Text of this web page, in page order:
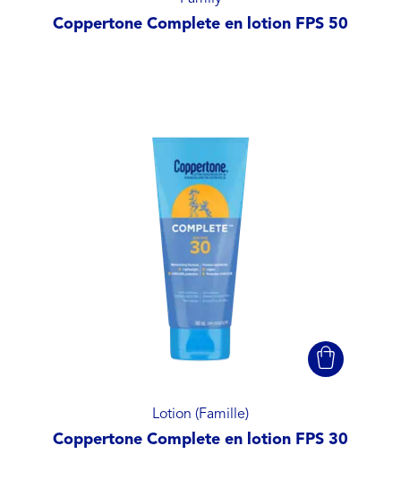
Coppertone Complete en lotion FPS 50
Lotion (Famille)
Coppertone Complete en lotion FPS 30